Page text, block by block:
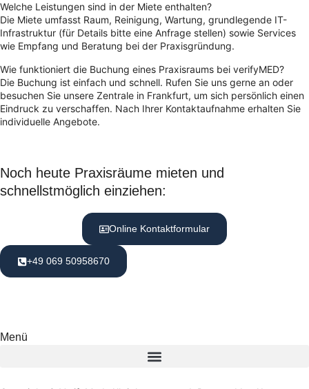
Welche Leistungen sind in der Miete enthalten?
Die Miete umfasst Raum, Reinigung, Wartung, grundlegende IT-
Infrastruktur (für Details bitte eine Anfrage stellen) sowie Services
wie Empfang und Beratung bei der Praxisgründung.
Wie funktioniert die Buchung eines Praxisraums bei verifyMED?
Die Buchung ist einfach und schnell. Rufen Sie uns gerne an oder
besuchen Sie unsere Zentrale in Frankfurt, um sich persönlich einen
Eindruck zu verschaffen. Nach Ihrer Kontaktaufnahme erhalten Sie
individuelle Angebote.
Noch heute Praxisräume mieten und
schnellstmöglich einziehen:
Online Kontaktformular
+49 069 50958670
Menü